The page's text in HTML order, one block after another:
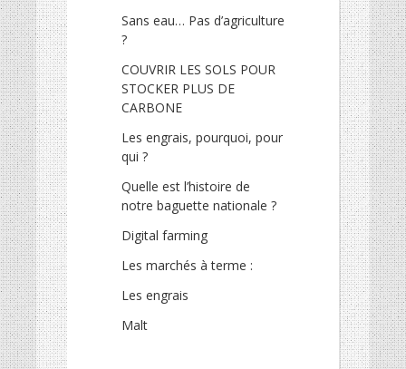
Sans eau… Pas d’agriculture
?
COUVRIR LES SOLS POUR
STOCKER PLUS DE
CARBONE
Les engrais, pourquoi, pour
qui ?
Quelle est l’histoire de
notre baguette nationale ?
Digital farming
Les marchés à terme :
Les engrais
Malt